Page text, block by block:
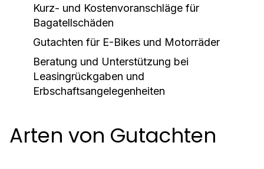
Kurz- und Kostenvoranschläge für
Bagatellschäden
Gutachten für E-Bikes und Motorräder
Beratung und Unterstützung bei
Leasingrückgaben und
Erbschaftsangelegenheiten
Arten von Gutachten